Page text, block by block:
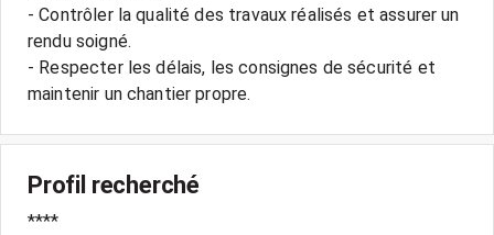
- Contrôler la qualité des travaux réalisés et assurer un
rendu soigné.
- Respecter les délais, les consignes de sécurité et
Profil recherché
****